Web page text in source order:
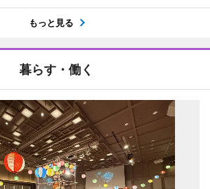
もっと見る
暮らす・働く